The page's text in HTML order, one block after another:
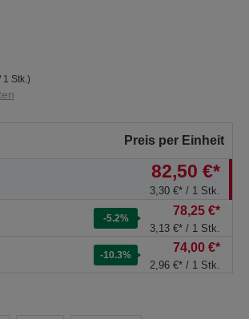
1 Stk.)
Preis per Einheit
82,50 €*
3,30 €* / 1 Stk.
-5.2%
78,25 €*
3,13 €* / 1 Stk.
-10.3%
74,00 €*
2,96 €* / 1 Stk.